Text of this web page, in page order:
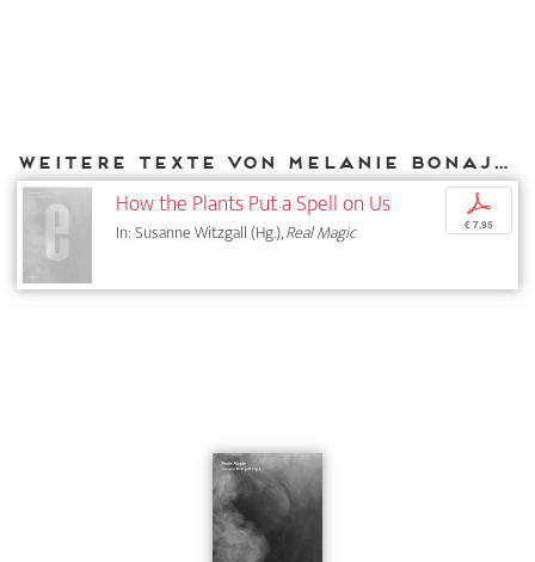
Weitere Texte von Melanie Bonajo bei DIAPHANES
How the Plants Put a Spell on Us
In: Susanne Witzgall (Hg.),Real Magic
p
€ 7,95